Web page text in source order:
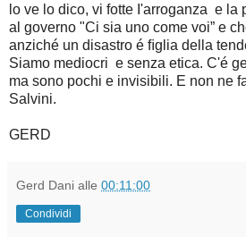
lo ve lo dico, vi fotte I'arroganza e la
al governo "Ci sia uno come voi” e
anziché un disastro é ﬁglia della
Siamo mediocri e senza etica. C'é
ma sono pochi e invisibili. E non ne
Salvini.
GERD
Gerd Dani alle 00:11:00
Condividi